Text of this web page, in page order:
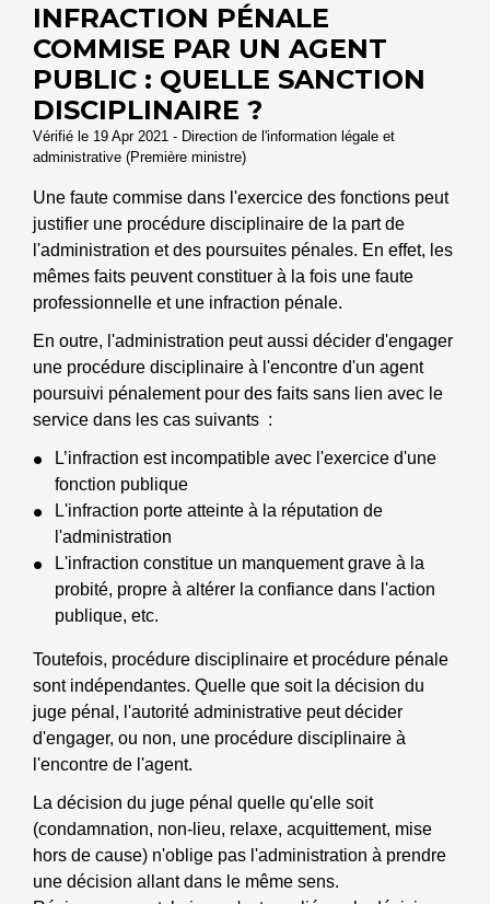
INFRACTION PÉNALE
COMMISE PAR UN AGENT
PUBLIC : QUELLE SANCTION
DISCIPLINAIRE ?
Vérifié le 19 Apr 2021 - Direction de l'information légale et
administrative (Première ministre)
Une faute commise dans l'exercice des fonctions peut
justifier une procédure disciplinaire de la part de
l'administration et des poursuites pénales. En effet, les
mêmes faits peuvent constituer à la fois une faute
professionnelle et une infraction pénale.
En outre, l'administration peut aussi décider d'engager
une procédure disciplinaire à l'encontre d'un agent
poursuivi pénalement pour des faits sans lien avec le
service dans les cas suivants :
L’infraction est incompatible avec l'exercice d'une
fonction publique
L'infraction porte atteinte à la réputation de
l'administration
L'infraction constitue un manquement grave à la
probité, propre à altérer la confiance dans l'action
publique, etc.
Toutefois, procédure disciplinaire et procédure pénale
sont indépendantes. Quelle que soit la décision du
juge pénal, l'autorité administrative peut décider
d'engager, ou non, une procédure disciplinaire à
l'encontre de l'agent.
La décision du juge pénal quelle qu'elle soit
(condamnation, non-lieu, relaxe, acquittement, mise
hors de cause) n'oblige pas l'administration à prendre
une décision allant dans le même sens.